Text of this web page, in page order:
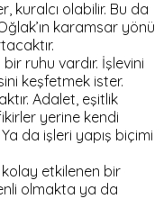
kuralcı olabilir. Bu da
karamsar yönü
ruhu vardır. İşlevini
keşfetmek ister.
Adalet, eşitlik
yerine kendi
da işleri yapış biçimi
etkilenen bir
olmakta ya da